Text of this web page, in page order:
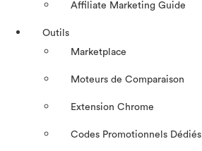
Affiliate Marketing Guide
Outils
Marketplace
Moteurs de Comparaison
Extension Chrome
Codes Promotionnels Dédiés